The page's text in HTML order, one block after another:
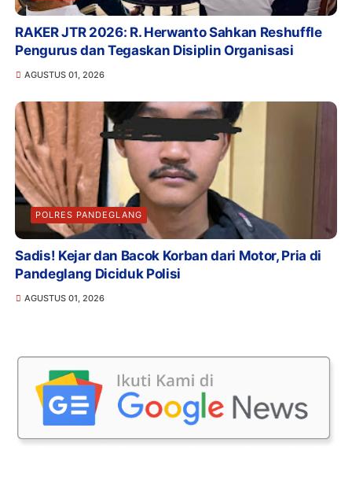
RAKER JTR 2026: R. Herwanto Sahkan Reshuffle
Pengurus dan Tegaskan Disiplin Organisasi
AGUSTUS 01, 2026
POLRES PANDEGLANG
Sadis! Kejar dan Bacok Korban dari Motor, Pria di
Pandeglang Diciduk Polisi
AGUSTUS 01, 2026